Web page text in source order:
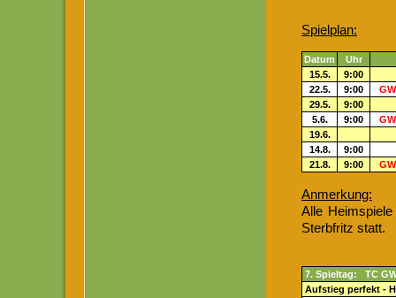
Spielplan:
Datum
Uhr
15.5.
9:00
22.5.
9:00
29.5.
9:00
5.6.
9:00
19.6.
14.8.
9:00
21.8.
9:00
Anmerkung:
Alle
Sterbfritz statt.
7. Spieltag: TC
Aufstieg perfekt -